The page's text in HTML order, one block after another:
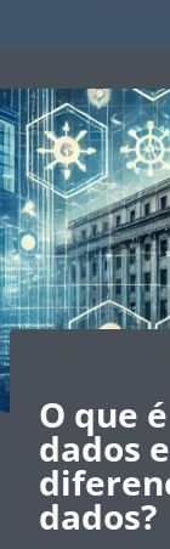
O que
dados
dados?